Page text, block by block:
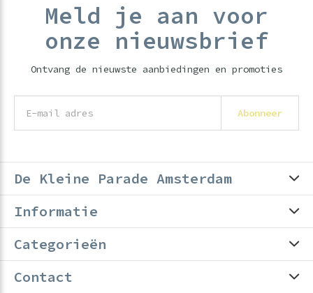
Meld je aan voor
onze nieuwsbrief
Ontvang de nieuwste aanbiedingen en promoties
Abonneer
De Kleine Parade Amsterdam
Informatie
Categorieën
Contact